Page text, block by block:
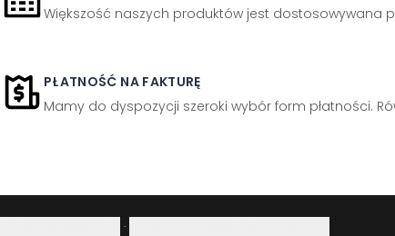
Większość naszych produktów jest dostosowywana
PŁATNOŚĆ NA FAKTURĘ
Mamy do dyspozycji szeroki wybór form płatności.
·